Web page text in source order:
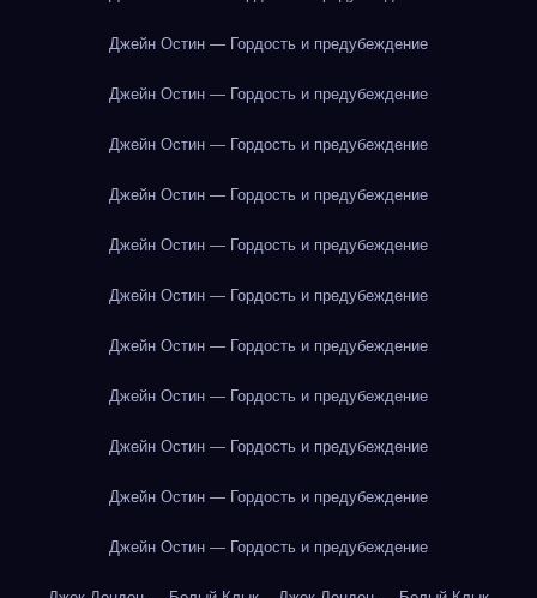
Джейн Остин — Гордость и предубеждение
Джейн Остин — Гордость и предубеждение
Джейн Остин — Гордость и предубеждение
Джейн Остин — Гордость и предубеждение
Джейн Остин — Гордость и предубеждение
Джейн Остин — Гордость и предубеждение
Джейн Остин — Гордость и предубеждение
Джейн Остин — Гордость и предубеждение
Джейн Остин — Гордость и предубеждение
Джейн Остин — Гордость и предубеждение
Джейн Остин — Гордость и предубеждение